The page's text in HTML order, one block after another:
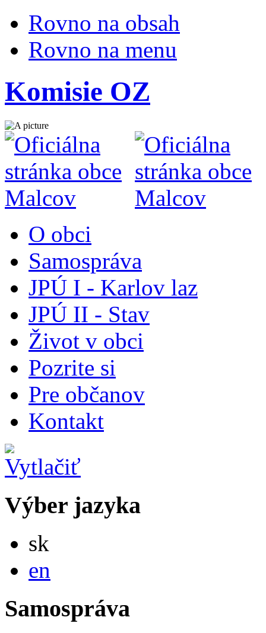
Rovno na obsah
Rovno na menu
Komisie OZ
O obci
Samospráva
JPÚ I - Karlov laz
JPÚ II - Stav
Život v obci
Pozrite si
Pre občanov
Kontakt
Výber jazyka
sk
en
Samospráva